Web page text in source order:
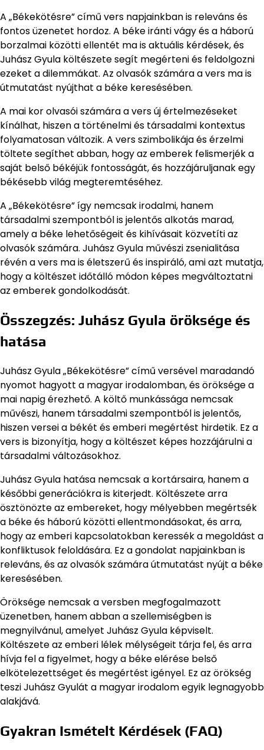
A „Békekötésre” című vers napjainkban is releváns és
fontos üzenetet hordoz. A béke iránti vágy és a háború
borzalmai közötti ellentét ma is aktuális kérdések, és
Juhász Gyula költészete segít megérteni és feldolgozni
ezeket a dilemmákat. Az olvasók számára a vers ma is
útmutatást nyújthat a béke keresésében.
A mai kor olvasói számára a vers új értelmezéseket
kínálhat, hiszen a történelmi és társadalmi kontextus
folyamatosan változik. A vers szimbolikája és érzelmi
töltete segíthet abban, hogy az emberek felismerjék a
saját belső békéjük fontosságát, és hozzájáruljanak egy
békésebb világ megteremtéséhez.
A „Békekötésre” így nemcsak irodalmi, hanem
társadalmi szempontból is jelentős alkotás marad,
amely a béke lehetőségeit és kihívásait közvetíti az
olvasók számára. Juhász Gyula művészi zsenialitása
révén a vers ma is életszerű és inspiráló, ami azt mutatja,
hogy a költészet időtálló módon képes megváltoztatni
az emberek gondolkodását.
Összegzés: Juhász Gyula öröksége és
hatása
Juhász Gyula „Békekötésre” című versével maradandó
nyomot hagyott a magyar irodalomban, és öröksége a
mai napig érezhető. A költő munkássága nemcsak
művészi, hanem társadalmi szempontból is jelentős,
hiszen versei a békét és emberi megértést hirdetik. Ez a
vers is bizonyítja, hogy a költészet képes hozzájárulni a
társadalmi változásokhoz.
Juhász Gyula hatása nemcsak a kortársaira, hanem a
későbbi generációkra is kiterjedt. Költészete arra
ösztönözte az embereket, hogy mélyebben megértsék
a béke és háború közötti ellentmondásokat, és arra,
hogy az emberi kapcsolatokban keressék a megoldást a
konfliktusok feloldására. Ez a gondolat napjainkban is
releváns, és az olvasók számára útmutatást nyújt a béke
keresésében.
Öröksége nemcsak a versben megfogalmazott
üzenetben, hanem abban a szellemiségben is
megnyilvánul, amelyet Juhász Gyula képviselt.
Költészete az emberi lélek mélységeit tárja fel, és arra
hívja fel a figyelmet, hogy a béke elérése belső
elkötelezettséget és megértést igényel. Ez az örökség
teszi Juhász Gyulát a magyar irodalom egyik legnagyobb
alakjává.
Gyakran Ismételt Kérdések (FAQ)